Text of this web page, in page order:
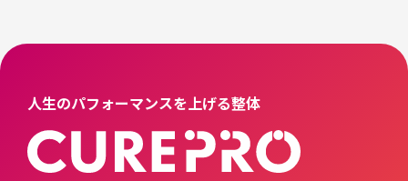
人生のパフォーマンスを上げる整体